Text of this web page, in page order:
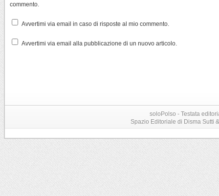
commento.
Avvertimi via email in caso di risposte al mio commento.
Avvertimi via email alla pubblicazione di un nuovo articolo.
soloPolso - Testata
Spazio Editoriale di Disma Sutti